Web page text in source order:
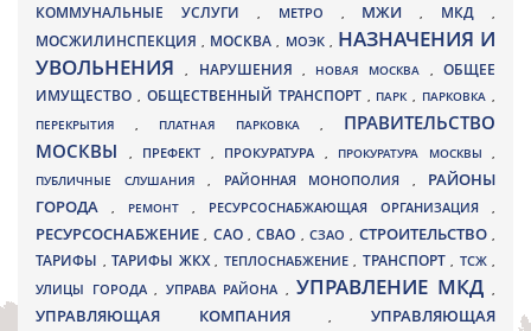
КОММУНАЛЬНЫЕ УСЛУГИ , МЕТРО , МЖИ, МКД ,
МОСЖИЛИНСПЕКЦИЯ, МОСКВА , МОЭК , НАЗНАЧЕНИЯ И
УВОЛЬНЕНИЯ, НАРУШЕНИЯ , НОВАЯ МОСКВА ,ОБЩЕЕ
ИМУЩЕСТВО , ОБЩЕСТВЕННЫЙ ТРАНСПОРТ , ПАРК, ПАРКОВКА ,
ПЕРЕКРЫТИЯ , ПЛАТНАЯ ПАРКОВКА , ПРАВИТЕЛЬСТВО
МОСКВЫ
, ПРЕФЕКТ , ПРОКУРАТУРА , ПРОКУРАТУРА МОСКВЫ ,
ПУБЛИЧНЫЕ СЛУШАНИЯ , РАЙОННАЯ МОНОПОЛИЯ , РАЙОНЫ
ГОРОДА
, РЕМОНТ , РЕСУРСОСНАБЖАЮЩАЯ ОРГАНИЗАЦИЯ ,
РЕСУРСОСНАБЖЕНИЕ, САО,СВАО ,СЗАО, СТРОИТЕЛЬСТВО,
ТАРИФЫ , ТАРИФЫ ЖКХ , ТЕПЛОСНАБЖЕНИЕ , ТРАНСПОРТ , ТСЖ ,
УЛИЦЫ ГОРОДА , УПРАВА РАЙОНА , УПРАВЛЕНИЕ МКД ,
УПРАВЛЯЮЩАЯ КОМПАНИЯ,УПРАВЛЯЮЩАЯ